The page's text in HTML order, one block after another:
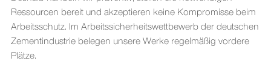
Ressourcen bereit und akzeptieren keine Kompromisse beim
Arbeitsschutz. Im Arbeitssicherheitswettbewerb der deutschen
Zementindustrie belegen unsere Werke regelmäßig vordere
Plätze.